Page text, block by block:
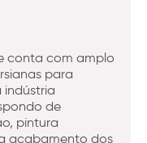
conta com amplo
para
indústria
de
pintura
acabamento dos